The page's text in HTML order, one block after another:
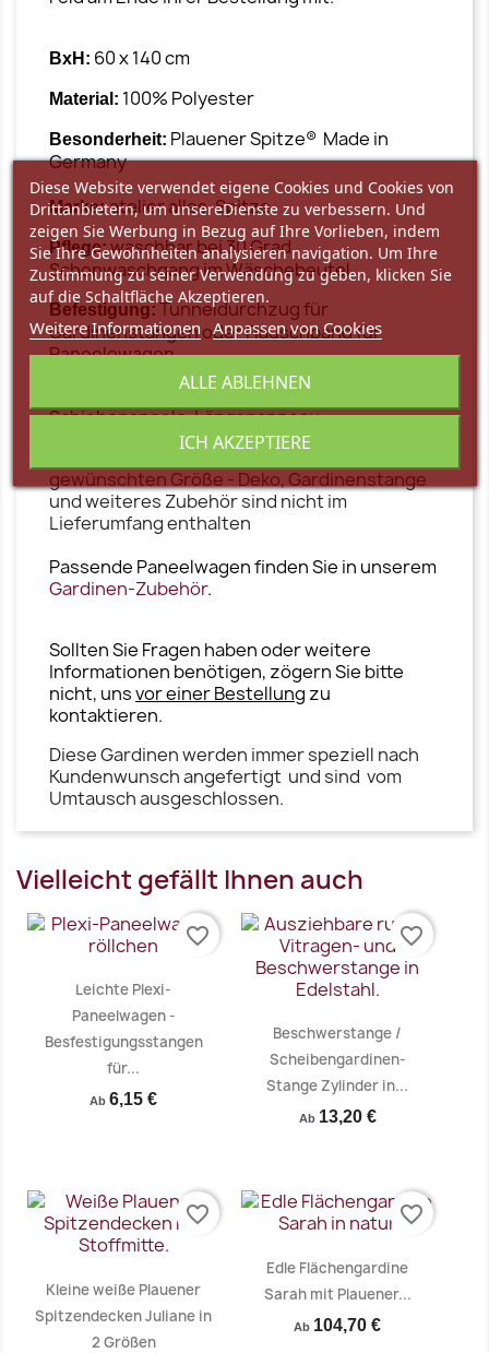
BxH: 60 x 140 cm
Material: 100% Polyester
Besonderheit: Plauener Spitze® Made in
Germany
Marke:atelier alles-Spitze
Pflege:waschbar bei 30 Grad
Schonwaschgang im Wäschebeutel
Befestigung:Tunneldurchzug für
Gardinenstangen oder Flauschband für
Paneelewagen
Flächengardine, Schiebegardine,
Schiebepaneele, Längspanneau
1 Flächengardine Sarah in der
gewünschten Größe - Deko, Gardinenstange
und weiteres Zubehör sind nicht im
Lieferumfang enthalten
Passende Paneelwagen finden Sie in unserem
Gardinen-Zubehör.
Sollten Sie Fragen haben oder weitere
Informationen benötigen, zögern Sie bitte
nicht, unsvor einer Bestellung zu
kontaktieren.
Diese Gardinen werden immer speziell nach
Kundenwunsch angefertigt und sind vom
Umtausch ausgeschlossen.
Vielleicht gefällt Ihnen auch
Vorschau
Leichte Plexi-
Paneelwagen -
Besfestigungsstangen
für...
Ab 6,15 €
favorite_border
Vorschau
Beschwerstange /
Scheibengardinen-
Stange Zylinder in...
Ab 13,20 €
favorite_border
Kleine weiße Plauener
Spitzendecken Juliane in
2 Größen
favorite_border
Edle Flächengardine
Sarah mit Plauener...
Ab 104,70 €
favorite_border
Diese Website verwendet eigene Cookies und Cookies von
Drittanbietern, um unsereDienste zu verbessern. Und
zeigen Sie Werbung in Bezug auf Ihre Vorlieben, indem
Sie Ihre Gewohnheiten analysieren navigation. Um Ihre
Zustimmung zu seiner Verwendung zu geben, klicken Sie
auf die Schaltfläche Akzeptieren.
Weitere Informationen Anpassen von Cookies
ALLE ABLEHNEN
ICH AKZEPTIERE